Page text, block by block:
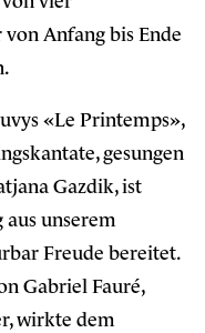
Anfang bis Ende
«Le Printemps»,
gesungen
Gazdik, ist
unserem
Freude bereitet.
Gabriel Fauré,
wirkte dem